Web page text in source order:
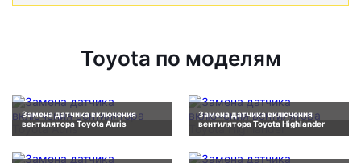
Toyota по моделям
Замена датчика включения
вентилятора Toyota Auris
Замена датчика включения
вентилятора Toyota Highlander